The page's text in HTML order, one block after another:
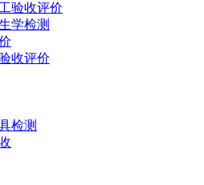
验收评价
学检测
收评价
检测